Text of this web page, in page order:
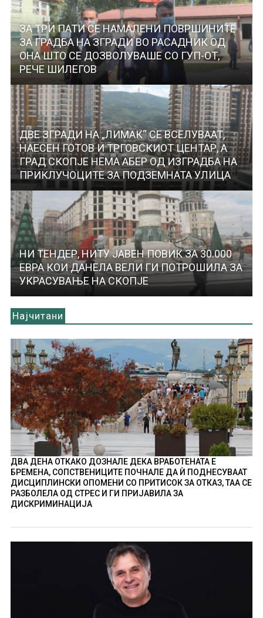
ЗА ТРИ ПАТИ СЕ НАМАЛЕНИ ПОВРШИНИТЕ
ЗА ГРАДБА НА ЗГРАДИ ВО РАСАДНИК ОД
ОНА ШТО СЕ ДОЗВОЛУВАШЕ СО ГУП-ОТ,
РЕЧЕ ШИЛЕГОВ
ДВЕ ЗГРАДИ НА „ЛИМАК“ СЕ ВСЕЛУВААТ,
НАЕСЕН ГОТОВ И ТРГОВСКИОТ ЦЕНТАР, А
ГРАД СКОПЈЕ НЕМА АБЕР ОД ИЗГРАДБА НА
ПРИКЛУЧОЦИТЕ ЗА ПОДЗЕМНАТА УЛИЦА
НИ ТЕНДЕР, НИТУ ЈАВЕН ПОВИК ЗА 30.000
ЕВРА КОИ ДАНЕЛА ВЕЛИ ГИ ПОТРОШИЛА ЗА
УКРАСУВАЊЕ НА СКОПЈЕ
Најчитани
ДВА ДЕНА ОТКАКО ДОЗНАЛЕ ДЕКА ВРАБОТЕНАТА Е
БРЕМЕНА, СОПСТВЕНИЦИТЕ ПОЧНАЛЕ ДА Ѝ ПОДНЕСУВААТ
ДИСЦИПЛИНСКИ ОПОМЕНИ СО ПРИТИСОК ЗА ОТКАЗ, ТАА СЕ
РАЗБОЛЕЛА ОД СТРЕС И ГИ ПРИЈАВИЛА ЗА
ДИСКРИМИНАЦИЈА